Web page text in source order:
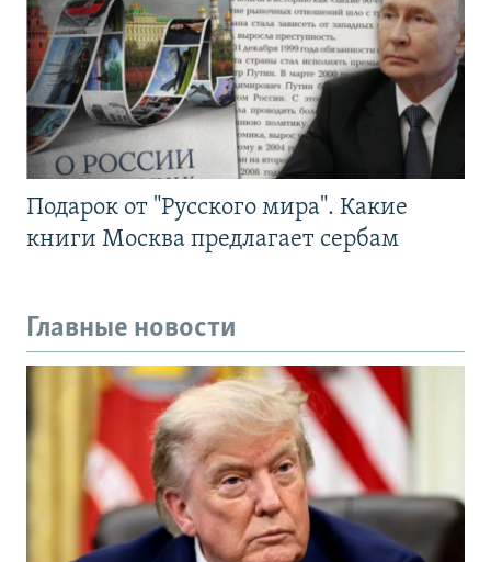
Подарок от "Русского мира". Какие
книги Москва предлагает сербам
Главные новости